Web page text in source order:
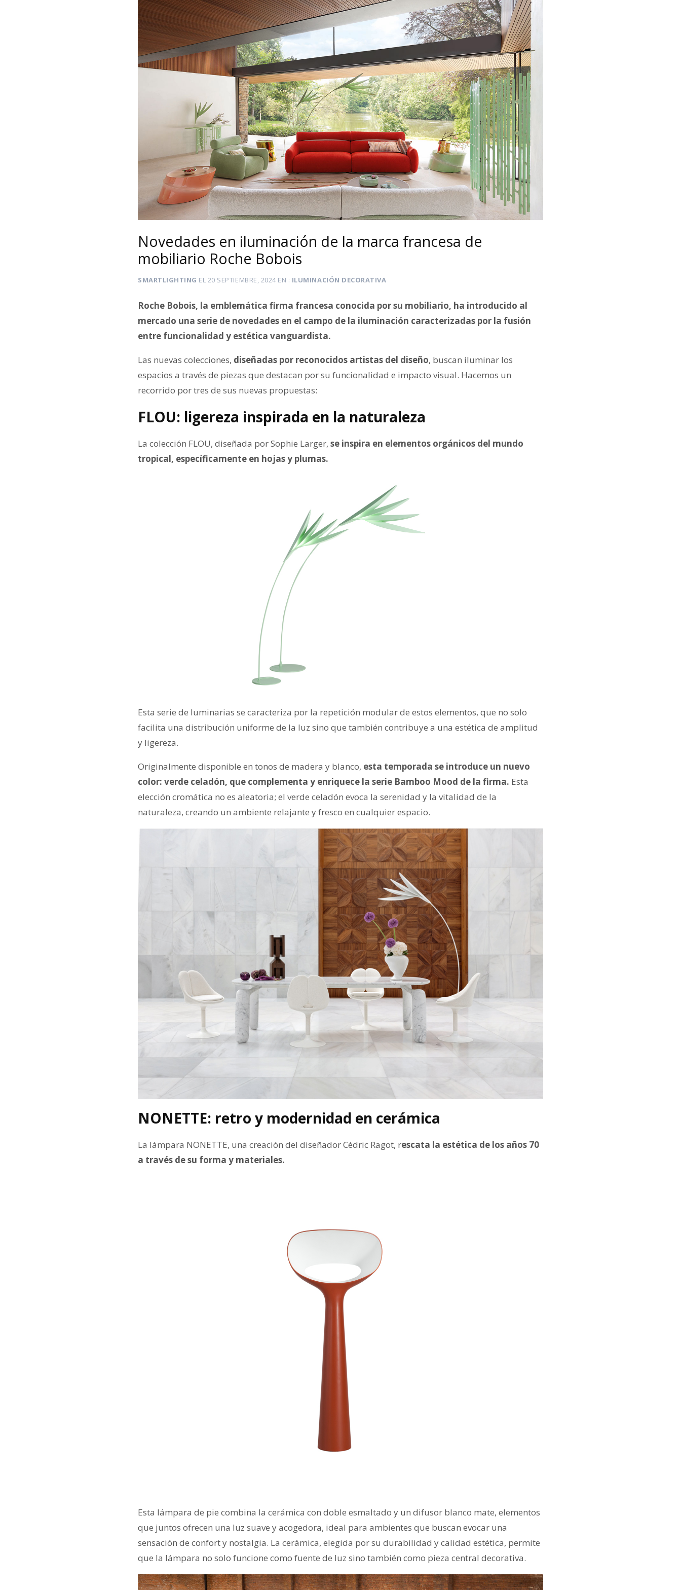
Novedades en iluminación de la marca francesa de
mobiliario Roche Bobois
SMARTLIGHTING EL 20 SEPTIEMBRE, 2024EN ILUMINACIÓN DECORATIVA
Roche Bobois, la emblemática firma francesa conocida por su mobiliario, ha introducido al
mercado una serie de novedades en el campo de la iluminación caracterizadas por la fusión
entre funcionalidad y estética vanguardista.
Las nuevas colecciones, diseñadas por reconocidos artistas del diseño, buscan iluminar los
espacios a través de piezas que destacan por su funcionalidad e impacto visual. Hacemos un
recorrido por tres de sus nuevas propuestas:
FLOU: ligereza inspirada en la naturaleza
La colección FLOU, diseñada por Sophie Larger, se inspira en elementos orgánicos del mundo
tropical, específicamente en hojas y plumas.
Esta serie de luminarias se caracteriza por la repetición modular de estos elementos, que no solo
facilita una distribución uniforme de la luz sino que también contribuye a una estética de amplitud
y ligereza.
Originalmente disponible en tonos de madera y blanco, esta temporada se introduce un nuevo
color: verde celadón, que complementa y enriquece la serie Bamboo Mood de la firma. Esta
elección cromática no es aleatoria; el verde celadón evoca la serenidad y la vitalidad de la
naturaleza, creando un ambiente relajante y fresco en cualquier espacio.
NONETTE: retro y modernidad en cerámica
La lámpara NONETTE, una creación del diseñador Cédric Ragot, rescata la estética de los años 70
a través de su forma y materiales.
Esta lámpara de pie combina la cerámica con doble esmaltado y un difusor blanco mate, elementos
que juntos ofrecen una luz suave y acogedora, ideal para ambientes que buscan evocar una
sensación de confort y nostalgia. La cerámica, elegida por su durabilidad y calidad estética, permite
que la lámpara no solo funcione como fuente de luz sino también como pieza central decorativa.